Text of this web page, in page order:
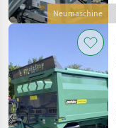
Neumaschine